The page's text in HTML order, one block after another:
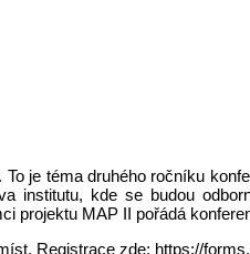
je téma druhého ročníku
institutu, kde se budou
projektu MAP II pořádá
Registrace zde: https://